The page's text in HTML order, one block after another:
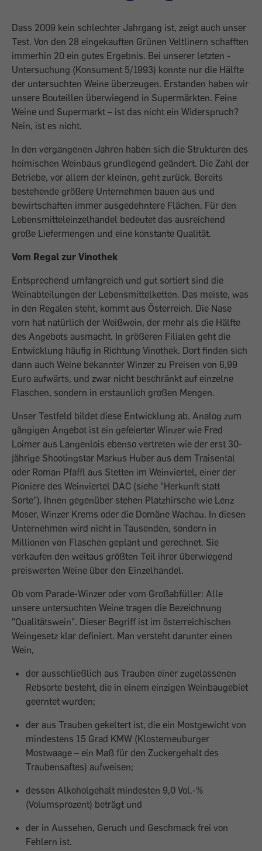
Dass 2009 kein schlechter Jahrgang ist, zeigt auch unser
Test. Von den 28 eingekauften Grünen Veltlinern schafften
immerhin 20 ein gutes Ergebnis. Bei unserer letzten ­
Untersuchung (Konsument 5/1993) konnte nur die Hälfte
der untersuchten Weine überzeugen. Erstanden haben wir
unsere Bouteillen überwiegend in Supermärkten. Feine
Weine und Supermarkt – ist das nicht ein Widerspruch?
Nein, ist es nicht.
In den vergangenen Jahren haben sich die Strukturen des
heimischen Weinbaus grund­legend geändert. Die Zahl der
Betriebe, vor allem der kleinen, geht zurück. Bereits
bestehende größere Unternehmen bauen aus und
bewirtschaften immer ausgedehntere Flächen. Für den
Lebensmitteleinzel­handel bedeutet das ausreichend
große Liefermengen und eine konstante Qualität.
Vom Regal zur Vinothek
Entsprechend umfangreich und gut sortiert sind die
Weinabteilungen der Lebensmittelketten. Das meiste, was
in den Regalen steht, kommt aus Österreich. Die Nase
vorn hat natürlich der Weißwein, der mehr als die Hälfte
des Angebots ausmacht. In größeren Filialen geht die
Entwicklung häufig in Richtung Vinothek. Dort finden sich
dann auch Weine bekannter Winzer zu Preisen von 6,99
Euro aufwärts, und zwar nicht beschränkt auf einzelne
Flaschen, sondern in erstaunlich großen Mengen.
Unser Testfeld bildet diese Entwicklung ab. Analog zum
gängigen Angebot ist ein gefeierter Winzer wie Fred
Loimer aus Langenlois ebenso vertreten wie der erst 30-
jährige Shootingstar Markus Huber aus dem Traisental
oder Roman Pfaffl aus Stetten im Weinviertel, einer der
Pioniere des Weinviertel DAC (siehe "Herkunft statt
Sorte"). Ihnen gegenüber stehen Platz­hirsche wie Lenz
Moser, Winzer Krems oder die Domäne Wachau. In diesen
Unternehmen wird nicht in Tausenden, sondern in
Millionen von Flaschen geplant und gerechnet. Sie
verkaufen den weitaus größten Teil ihrer überwiegend
preiswerten Weine über den Einzelhandel.
Ob vom Parade-Winzer oder vom Groß­abfüller: Alle
unsere untersuchten Weine tragen die Bezeichnung
"Qualitätswein". Dieser Begriff ist im österreichischen
Weingesetz klar definiert. Man versteht darunter einen
Wein,
der ausschließlich aus Trauben einer zugelassenen
Rebsorte besteht, die in einem einzigen Weinbaugebiet
geerntet wurden;
der aus Trauben gekeltert ist, die ein Mostgewicht von
mindestens 15 Grad KMW (Klosterneuburger
Mostwaage – ein Maß für den Zuckergehalt des
Traubensaftes) aufweisen;
dessen Alkoholgehalt mindesten 9,0 Vol.-%
(Volumsprozent) beträgt und
der in Aussehen, Geruch und Geschmack frei von
Fehlern ist.